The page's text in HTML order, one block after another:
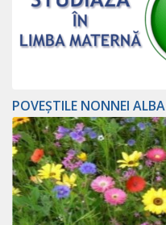
POVEȘTILE NONNEI ALBA